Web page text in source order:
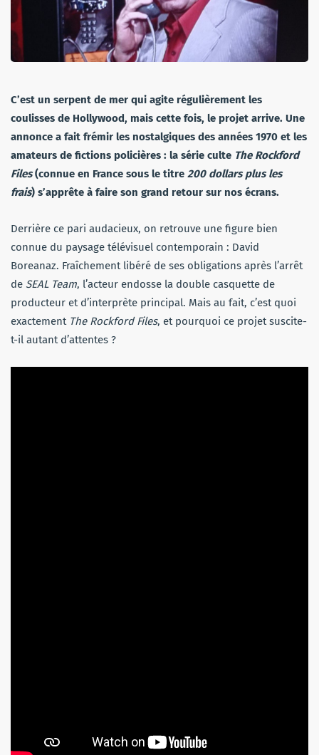
C’est un serpent de mer qui agite régulièrement les
coulisses de Hollywood, mais cette fois, le projet arrive. Une
annonce a fait frémir les nostalgiques des années 1970 et les
amateurs de fictions policières : la série culte The Rockford
Files(connue en France sous le titre 200 dollars plus les
frais) s’apprête à faire son grand retour sur nos écrans.
Derrière ce pari audacieux, on retrouve une figure bien
connue du paysage télévisuel contemporain : David
Boreanaz. Fraîchement libéré de ses obligations après l’arrêt
de SEAL Team, l’acteur endosse la double casquette de
producteur et d’interprète principal. Mais au fait, c’est quoi
exactement The Rockford Files, et pourquoi ce projet suscite-
t-il autant d’attentes ?